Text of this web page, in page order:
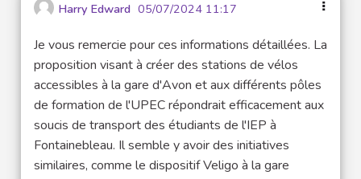
Harry Edward 05/07/2024 11:17
Je vous remercie pour ces informations détaillées. La
proposition visant à créer des stations de vélos
accessibles à la gare d'Avon et aux différents pôles
de formation de l'UPEC répondrait efficacement aux
soucis de transport des étudiants de l'IEP à
Fontainebleau. Il semble y avoir des initiatives
similaires, comme le dispositif Veligo à la gare